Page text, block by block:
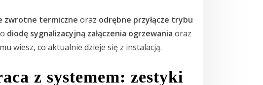
zwrotne termiczne oraz odrębne przyłącze trybu
diodę sygnalizacyjną załączenia ogrzewania oraz
wiesz, co aktualnie dzieje się z instalacją.
z systemem: zestyki